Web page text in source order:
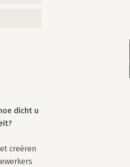
dicht u
creëren